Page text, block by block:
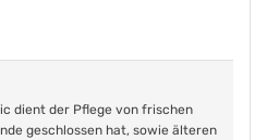
dient der Pflege von frischen
geschlossen hat, sowie älteren